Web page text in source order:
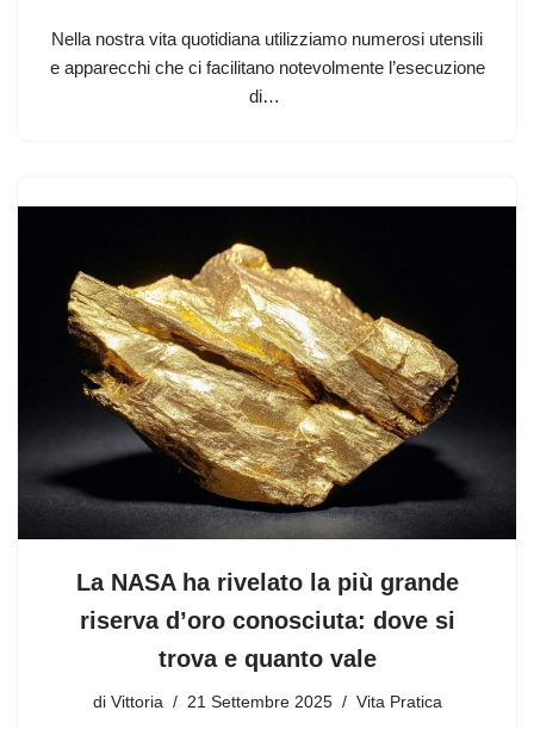
Nella nostra vita quotidiana utilizziamo numerosi utensili
e apparecchi che ci facilitano notevolmente l’esecuzione
di…
La NASA ha rivelato la più grande
riserva d’oro conosciuta: dove si
trova e quanto vale
di Vittoria 21 Settembre 2025 Vita Pratica